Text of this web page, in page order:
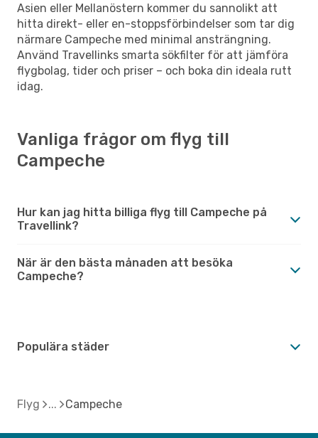
Asien eller Mellanöstern kommer du sannolikt att
hitta direkt- eller en-stoppsförbindelser som tar dig
närmare Campeche med minimal ansträngning.
Använd Travellinks smarta sökfilter för att jämföra
flygbolag, tider och priser – och boka din ideala rutt
idag.
Vanliga frågor om flyg till
Campeche
Hur kan jag hitta billiga flyg till Campeche på
Travellink?
När är den bästa månaden att besöka
Campeche?
Populära städer
Flyg Campeche